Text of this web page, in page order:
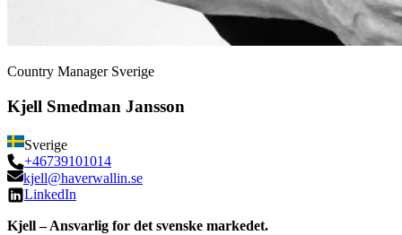
Country Manager Sverige
Kjell Smedman Jansson
Sverige
+46739101014
kjell@haverwallin.se
LinkedIn
Kjell – Ansvarlig for det svenske markedet.